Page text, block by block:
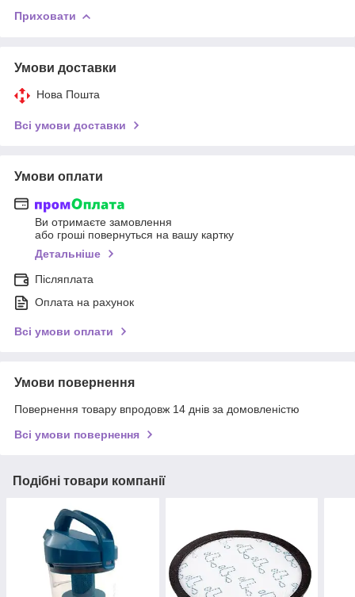
Приховати
Умови доставки
Нова Пошта
Всі умови доставки
Умови оплати
Ви отримаєте замовлення
або гроші повернуться на вашу картку
Детальніше
Післяплата
Оплата на рахунок
Всі умови оплати
Умови повернення
Повернення товару впродовж 14 днів за домовленістю
Всі умови повернення
Подібні товари компанії